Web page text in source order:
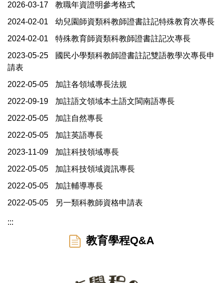
2026-03-17
教職年資證明參考格式
2024-02-01
幼兒園師資類科教師證書註記特殊教育次專長
2024-02-01
特殊教育師資類科教師證書註記次專長
2023-05-25
國民小學類科教師證書註記雙語教學次專長申
請表
2022-05-05
加註各領域專長法規
2022-09-19
加註語文領域本土語文閩南語專長
2022-05-05
加註自然專長
2022-05-05
加註英語專長
2023-11-09
加註科技領域專長
2022-05-05
加註科技領域資訊專長
2022-05-05
加註輔導專長
2022-05-05
另一類科教師資格申請表
:::
教育學程Q&A